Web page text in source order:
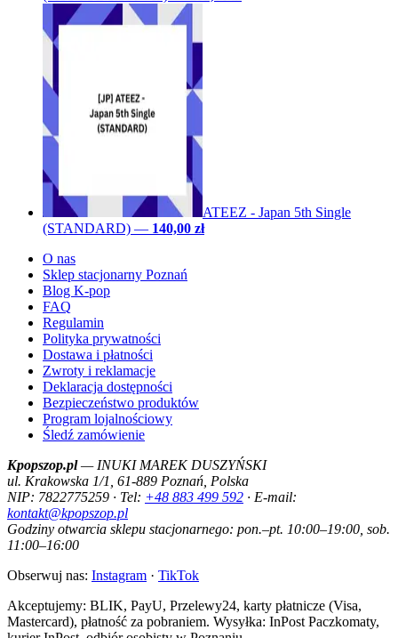
ATEEZ - Japan 5th Single
(STANDARD) — 140,00 zł
O nas
Sklep stacjonarny Poznań
Blog K-pop
FAQ
Regulamin
Polityka prywatności
Dostawa i płatności
Zwroty i reklamacje
Deklaracja dostępności
Bezpieczeństwo produktów
Program lojalnościowy
Śledź zamówienie
Kpopszop.pl— INUKI MAREK DUSZYŃSKI
ul. Krakowska 1/1, 61-889 Poznań, Polska
NIP: 7822775259 · Tel: +48 883 499 592 · E-mail:
kontakt@kpopszop.pl
Godziny otwarcia sklepu stacjonarnego: pon.–pt. 10:00–19:00, sob.
11:00–16:00
Obserwuj nas: Instagram · TikTok
Akceptujemy: BLIK, PayU, Przelewy24, karty płatnicze (Visa,
Mastercard), płatność za pobraniem. Wysyłka: InPost Paczkomaty,